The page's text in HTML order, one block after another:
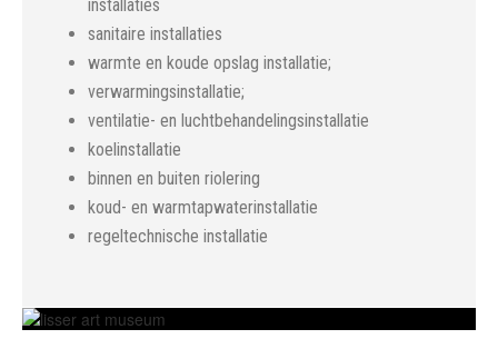
installaties
sanitaire installaties
warmte en koude opslag installatie;
verwarmingsinstallatie;
ventilatie- en luchtbehandelingsinstallatie
koelinstallatie
binnen en buiten riolering
koud- en warmtapwaterinstallatie
regeltechnische installatie